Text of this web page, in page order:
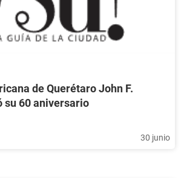
de Querétaro John F.
su 60 aniversario
30 junio